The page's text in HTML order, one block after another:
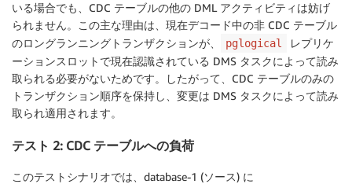
いる場合でも、CDC テーブルの他の DML アクティビティは妨げ
られません。この主な理由は、現在デコード中の非 CDC テーブル
のロングランニングトランザクションが、
pglogical
レプリケ
ーションスロットで現在認識されている DMS タスクによって読み
取られる必要がないためです。したがって、CDC テーブルのみの
トランザクション順序を保持し、変更は DMS タスクによって読み
取られ適用されます。
テスト 2: CDC テーブルへの負荷
このテストシナリオでは、database-1 (ソース) に